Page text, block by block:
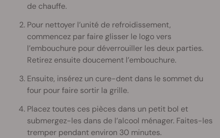
de chauffe.
Pour nettoyer l’unité de refroidissement,
commencez par faire glisser le logo vers
l’embouchure pour déverrouiller les deux parties.
Retirez ensuite doucement l’embouchure.
Ensuite, insérez un cure-dent dans le sommet du
four pour faire sortir la grille.
Placez toutes ces pièces dans un petit bol et
submergez-les dans de l’alcool ménager. Faites-les
tremper pendant environ 30 minutes.